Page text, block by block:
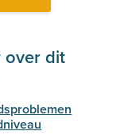
over dit